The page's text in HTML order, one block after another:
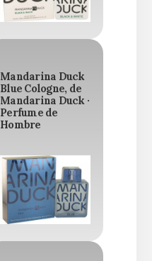
Mandarina Duck
Blue Cologne, de
Mandarina Duck ·
Perfume de
Hombre